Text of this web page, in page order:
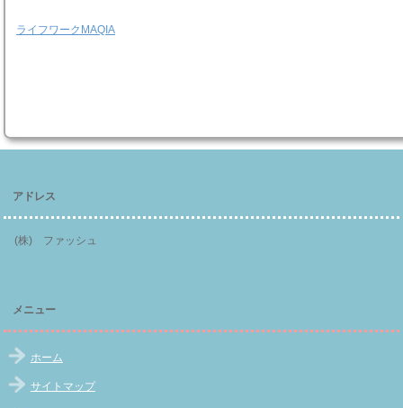
ライフワークMAQIA
アドレス
(株) ファッシュ
メニュー
ホーム
サイトマップ